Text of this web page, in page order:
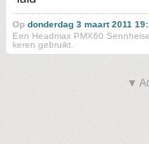
Op donderdag 3 maart 2011
Een Headmax PMX60
keren gebruikt.
▼